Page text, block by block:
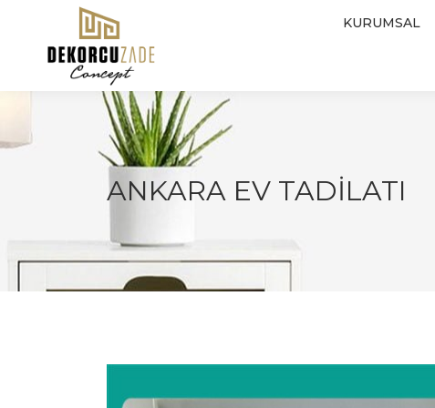
KURUMSAL
ANKARA EV TADILATI